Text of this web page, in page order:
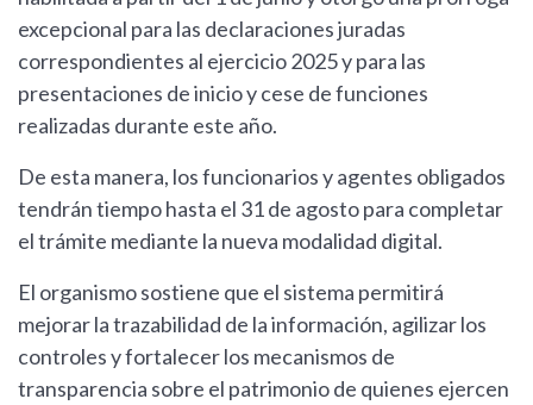
excepcional para las declaraciones juradas
correspondientes al ejercicio 2025 y para las
presentaciones de inicio y cese de funciones
realizadas durante este año.
De esta manera, los funcionarios y agentes obligados
tendrán tiempo hasta el 31 de agosto para completar
el trámite mediante la nueva modalidad digital.
El organismo sostiene que el sistema permitirá
mejorar la trazabilidad de la información, agilizar los
controles y fortalecer los mecanismos de
transparencia sobre el patrimonio de quienes ejercen